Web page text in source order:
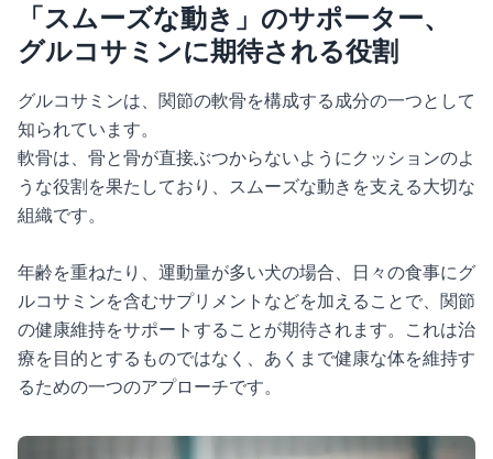
「スムーズな動き」のサポーター、
グルコサミンに期待される役割
グルコサミンは、関節の軟骨を構成する成分の一つとして
知られています。
軟骨は、骨と骨が直接ぶつからないようにクッションのよ
うな役割を果たしており、スムーズな動きを支える大切な
組織です。
年齢を重ねたり、運動量が多い犬の場合、日々の食事にグ
ルコサミンを含むサプリメントなどを加えることで、関節
の健康維持をサポートすることが期待されます。これは治
療を目的とするものではなく、あくまで健康な体を維持す
るための一つのアプローチです。